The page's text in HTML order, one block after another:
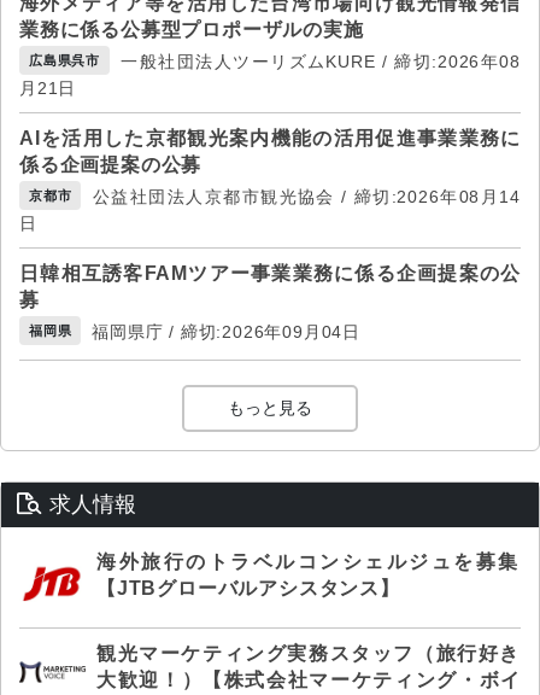
業務に係る公募型プロポーザルの実施
広島県呉市
一般社団法人ツーリズムKURE / 締切:2026年08
月21日
AIを活用した京都観光案内機能の活用促進事業業務に
係る企画提案の公募
京都市
公益社団法人京都市観光協会 / 締切:2026年08月14
日
日韓相互誘客FAMツアー事業業務に係る企画提案の公
募
福岡県 福岡県庁 / 締切:2026年09月04日
もっと見る
求人情報
海外旅行のトラベルコンシェルジュを募集
【JTBグローバルアシスタンス】
観光マーケティング実務スタッフ（旅行好き
大歓迎！）【株式会社マーケティング・ボイ